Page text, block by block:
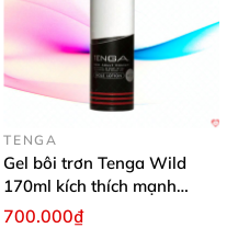
TENGA
Gel bôi trơn Tenga Wild
170ml kích thích mạnh
mượt mại dễ dùng
700.000₫